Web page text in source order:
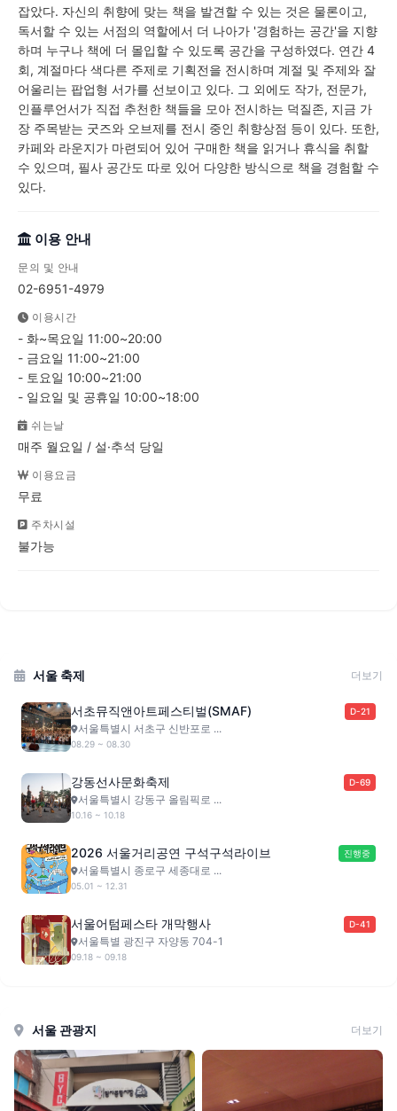
잡았다. 자신의 취향에 맞는 책을 발견할 수 있는 것은 물론이고,
독서할 수 있는 서점의 역할에서 더 나아가 '경험하는 공간'을 지향
하며 누구나 책에 더 몰입할 수 있도록 공간을 구성하였다. 연간 4
회, 계절마다 색다른 주제로 기획전을 전시하며 계절 및 주제와 잘
어울리는 팝업형 서가를 선보이고 있다. 그 외에도 작가, 전문가,
인플루언서가 직접 추천한 책들을 모아 전시하는 덕질존, 지금 가
장 주목받는 굿즈와 오브제를 전시 중인 취향상점 등이 있다. 또한,
카페와 라운지가 마련되어 있어 구매한 책을 읽거나 휴식을 취할
수 있으며, 필사 공간도 따로 있어 다양한 방식으로 책을 경험할 수
있다.
이용 안내
문의 및 안내
02-6951-4979
이용시간
- 화~목요일 11:00~20:00
- 금요일 11:00~21:00
- 토요일 10:00~21:00
- 일요일 및 공휴일 10:00~18:00
쉬는날
매주 월요일 / 설·추석 당일
이용요금
무료
주차시설
불가능
서울 축제 더보기
서초뮤직앤아트페스티벌(SMAF) D-21
서울특별시 서초구 신반포로 ...
08.29 ~ 08.30
강동선사문화축제 D-69
서울특별시 강동구 올림픽로 ...
10.16 ~ 10.18
2026 서울거리공연 구석구석라이브 진행중
서울특별시 종로구 세종대로 ...
05.01 ~ 12.31
서울어텀페스타 개막행사 D-41
서울특별 광진구 자양동 704-1
09.18 ~ 09.18
서울 관광지 더보기